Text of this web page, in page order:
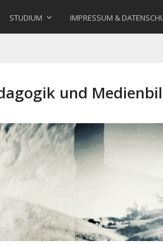
STUDIUM IMPRESSUM &
und